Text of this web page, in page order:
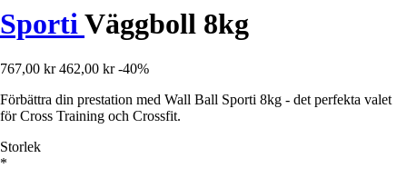
SportiVäggboll 8kg
767,00 kr 462,00 kr -40%
Förbättra din prestation med Wall Ball Sporti 8kg - det perfekta valet
för Cross Training och Crossfit.
Storlek
*